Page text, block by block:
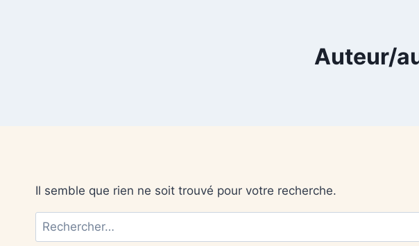
Auteur/
Il semble que rien ne soit trouvé pour votre recherche.